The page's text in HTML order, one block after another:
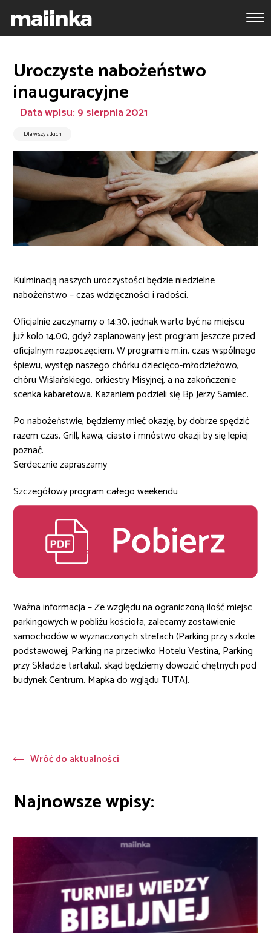
Uroczyste nabożeństwo
inauguracyjne
Data wpisu: 9 sierpnia 2021
Dla wszystkich
Kulminacją naszych uroczystości będzie niedzielne
nabożeństwo – czas wdzięczności i radości.
Oficjalnie zaczynamy o 14:30, jednak warto być na miejscu
już kolo 14.00, gdyż zaplanowany jest program jeszcze przed
oficjalnym rozpoczęciem. W programie m.in. czas wspólnego
śpiewu, występ naszego chórku dziecięco-młodzieżowo,
chóru Wiślańskiego, orkiestry Misyjnej, a na zakończenie
scenka kabaretowa. Kazaniem podzieli się Bp Jerzy Samiec.
Po nabożeństwie, będziemy mieć okazję, by dobrze spędzić
razem czas. Grill, kawa, ciasto i mnóstwo okazji by się lepiej
poznać.
Serdecznie zapraszamy
Szczegółowy program całego weekendu
Ważna informacja – Ze względu na ograniczoną ilość miejsc
parkingowych w pobliżu kościoła, zalecamy zostawienie
samochodów w wyznaczonych strefach (Parking przy szkole
podstawowej, Parking na przeciwko Hotelu Vestina, Parking
przy Składzie tartaku), skąd będziemy dowozić chętnych pod
budynek Centrum. Mapka do wglądu TUTAJ.
Wróć do aktualności
Najnowsze wpisy: